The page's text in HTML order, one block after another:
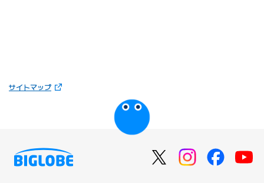
サイトマップ（新しいタブで開きます）
びっぷるのページ